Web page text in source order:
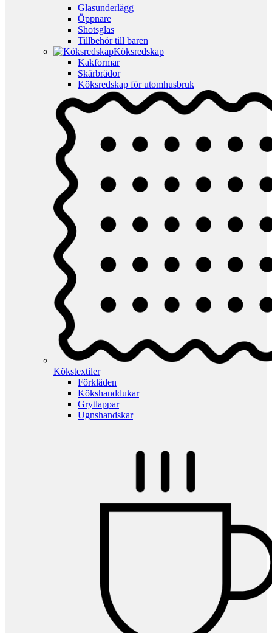
Glasunderlägg
Öppnare
Shotsglas
Tillbehör till baren
Köksredskap
Kakformar
Skärbrädor
Köksredskap för utomhusbruk
Kökstextiler
Förkläden
Kökshanddukar
Grytlappar
Ugnshandskar